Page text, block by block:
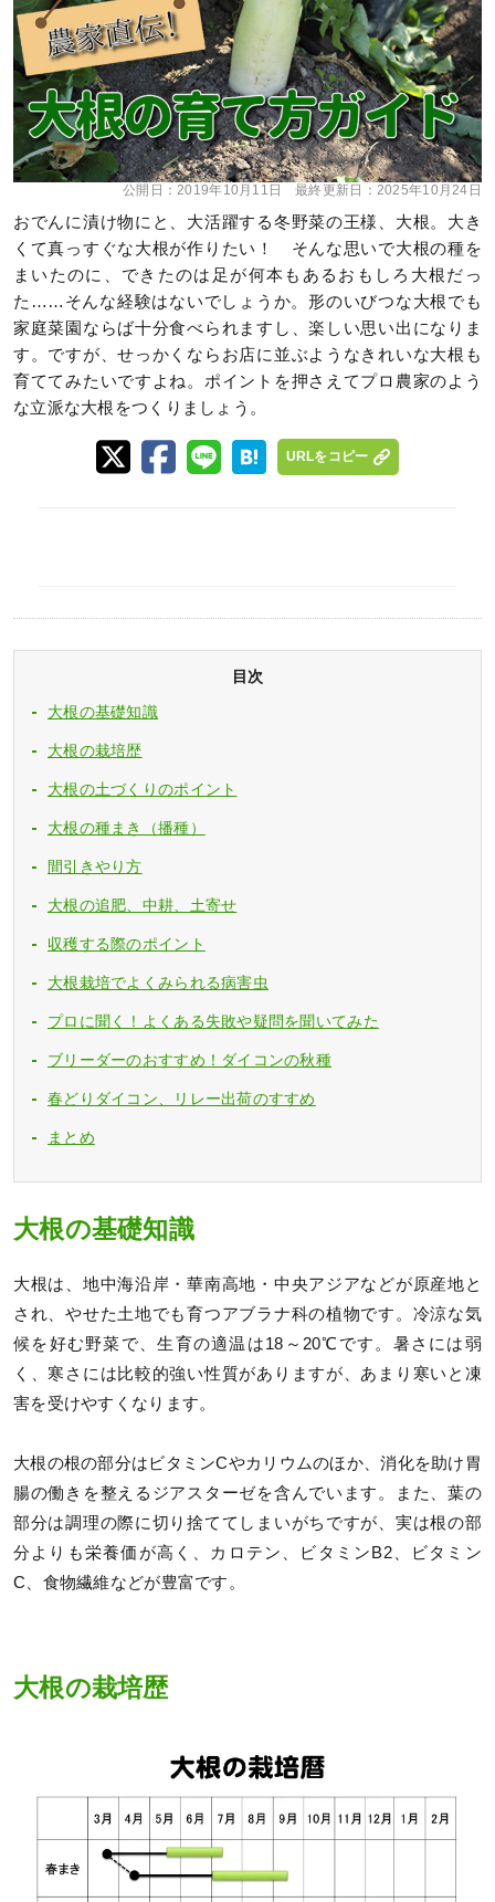
公開日：2019年10月11日 最終更新日： 2025年10月24日
おでんに漬け物にと、大活躍する冬野菜の王様、大根。大き
くて真っすぐな大根が作りたい！ そんな思いで大根の種を
まいたのに、できたのは足が何本もあるおもしろ大根だっ
た……そんな経験はないでしょうか。形のいびつな大根でも
家庭菜園ならば十分食べられますし、楽しい思い出になりま
す。ですが、せっかくならお店に並ぶようなきれいな大根も
育ててみたいですよね。ポイントを押さえてプロ農家のよう
な立派な大根をつくりましょう。
URLをコピー
目次
大根の基礎知識
大根の栽培歴
大根の土づくりのポイント
大根の種まき（播種）
間引きやり方
大根の追肥、中耕、土寄せ
収穫する際のポイント
大根栽培でよくみられる病害虫
プロに聞く！よくある失敗や疑問を聞いてみた
ブリーダーのおすすめ！ダイコンの秋種
春どりダイコン、リレー出荷のすすめ
まとめ
大根の基礎知識
大根は、地中海沿岸・華南高地・中央アジアなどが原産地と
され、やせた土地でも育つアブラナ科の植物です。冷涼な気
候を好む野菜で、生育の適温は18～20℃です。暑さには弱
く、寒さには比較的強い性質がありますが、あまり寒いと凍
害を受けやすくなります。
大根の根の部分はビタミンCやカリウムのほか、消化を助け胃
腸の働きを整えるジアスターゼを含んでいます。また、葉の
部分は調理の際に切り捨ててしまいがちですが、実は根の部
分よりも栄養価が高く、カロテン、ビタミンB2、ビタミン
C、食物繊維などが豊富です。
大根の栽培歴